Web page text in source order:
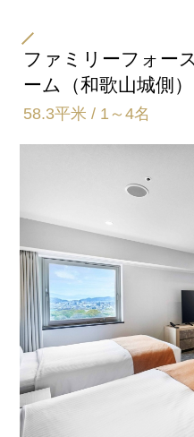
デラックスツイン（市街地
※画像はエキストラベッ
のイメージです。
122㎝×203㎝（2台）
97㎝×187㎝（1台、エキ
※エキストラベッドは大人
ます。
大人1～２名様の利用時は
ざいません。
バスタイプ
ユニットバス
特徴
ファミリーフォー
ーム（和歌山城側）
58.3平米 / 1～4名